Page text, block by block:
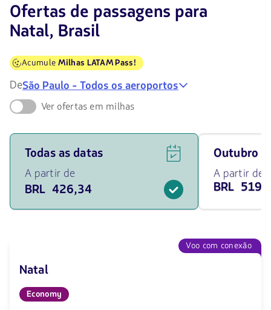
Ofertas de passagens para
Natal, Brasil
AcumuleMilhas LATAM Pass!
DeSão Paulo - Todos os aeroportos
Ver ofertas em milhas
Ver
ofertas
de
voos
para
as
426.34
Todas as datas
A partir de
BRL 426,34
Viaja
em
outubro
de
2026
519.34
outubro
A partir de
BRL
Voo com conexão
Natal
Economy